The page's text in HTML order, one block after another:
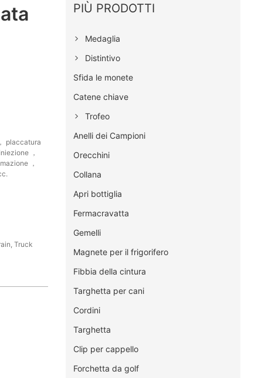
placcatura
，
，
Truck
PIÙ PRODOTTI
Medaglia
Distintivo
Sfida le monete
Catene chiave
Trofeo
Anelli dei Campioni
Orecchini
Collana
Apri bottiglia
Fermacravatta
Gemelli
Magnete per il frigorifero
Fibbia della cintura
Targhetta per cani
Cordini
Targhetta
Clip per cappello
Forchetta da golf